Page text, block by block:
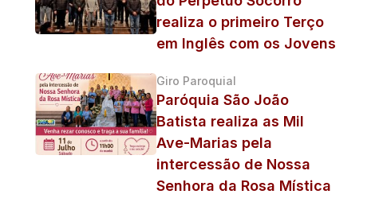
realiza o primeiro Terço
em Inglês com os Jovens
Giro Paroquial
Paróquia São João
Batista realiza as Mil
Ave-Marias pela
intercessão de Nossa
Senhora da Rosa Mística